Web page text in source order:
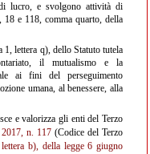
lucro, e svolgono attività di
e 118, comma quarto, della
1, lettera q), dello Statuto tutela
il mutualismo e la
ai fini del perseguimento
umana, al benessere, alla
e valorizza gli enti del Terzo
n. 117 (Codice del Terzo
b), della legge 6 giugno